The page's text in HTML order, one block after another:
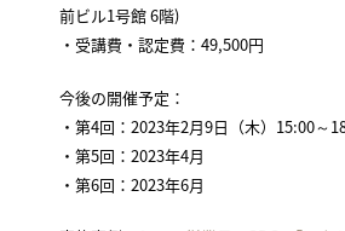
前ビル1号館 6階)
・受講費・認定費：49,500円
今後の開催予定：
・第4回：2023年2月9日（木）15:00～
・第5回：2023年4月
・第6回：2023年6月